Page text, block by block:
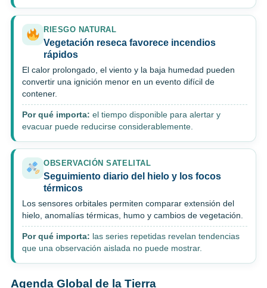
RIESGO NATURAL
Vegetación reseca favorece incendios
rápidos
El calor prolongado, el viento y la baja humedad pueden
convertir una ignición menor en un evento difícil de
contener.
Por qué importa: el tiempo disponible para alertar y
evacuar puede reducirse considerablemente.
OBSERVACIÓN SATELITAL
Seguimiento diario del hielo y los focos
térmicos
Los sensores orbitales permiten comparar extensión del
hielo, anomalías térmicas, humo y cambios de vegetación.
Por qué importa: las series repetidas revelan tendencias
que una observación aislada no puede mostrar.
Agenda Global de la Tierra